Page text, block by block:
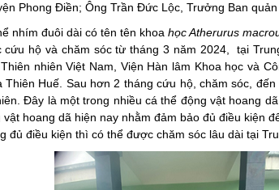
Phong Điền; Ông Trần Đức Lộc, Trưởng Ban
nhím đuôi dài có tên tên khoa họcAtherurus
cứu hộ và chăm sóc từ tháng 3 năm 2024, tại
nhiên Việt Nam, Viện Hàn lâm Khoa học và
Thiên Huế. Sau hơn 2 tháng cứu hộ, chăm sóc,
Đây là một trong nhiều cá thể động vật hoang
vật hoang dã hiện nay nhằm đảm bảo đủ điều kiện
đủ điều kiện thì có thể được chăm sóc lâu dài tại